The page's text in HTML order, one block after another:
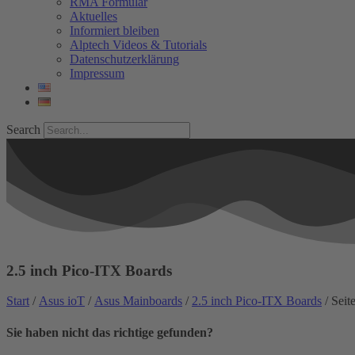
Aktuelles
Informiert bleiben
Alptech Videos & Tutorials
Datenschutzerklärung
Impressum
Search
2.5 inch Pico-ITX Boards
Start / Asus ioT / Asus Mainboards / 2.5 inch Pico-ITX Boards /
Sie haben nicht das richtige gefunden?